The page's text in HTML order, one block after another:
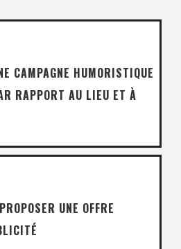
CAMPAGNE HUMORISTIQUE
RAPPORT AU LIEU ET À
UNE OFFRE